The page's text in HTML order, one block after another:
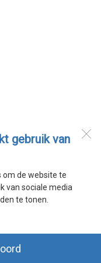
gebruik van
om de website te
van sociale media
te tonen.